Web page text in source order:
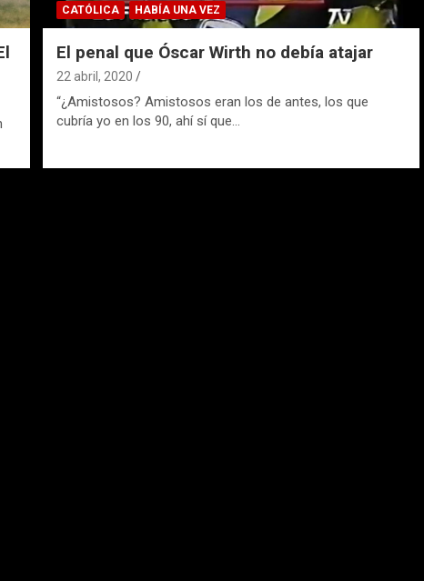
CATÓLICA HABÍA UNA VEZ
El penal que Óscar Wirth no debía atajar
22 abril, 2020
“¿Amistosos? Amistosos eran los de antes, los que
cubría yo en los 90, ahí sí que…